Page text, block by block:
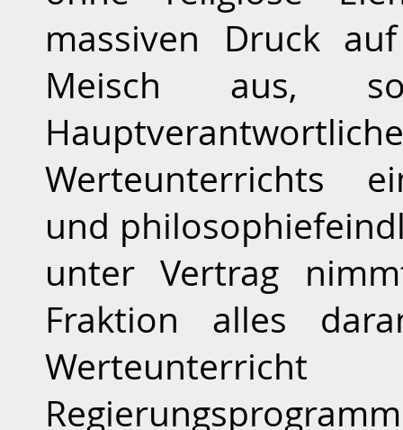
massiven Druck
Meisch aus,
Werteunterrichts
und
unter Vertrag
Fraktion alles